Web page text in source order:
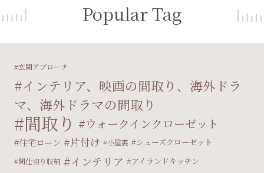
Popular Tag
玄関アプローチ
インテリア、映画の間取り、海外ドラ
マ、海外ドラマの間取り
間取り ウォークインクローゼット
住宅ローン 片付け 小屋裏 シューズクローゼット
間仕切り収納 インテリア アイランドキッチン